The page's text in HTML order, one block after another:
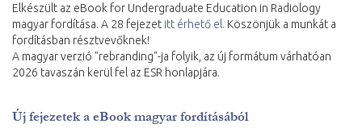
Elkészült az eBook for Undergraduate Education in Radiology
magyar fordítása. A 28 fejezet itt érhető el. Köszönjük a munkát a
fordításban résztvevőknek!
A magyar verzió "rebranding"-ja folyik, az új formátum várhatóan
2026 tavaszán kerül fel az ESR honlapjára.
Új fejezetek a eBook magyar fordításából